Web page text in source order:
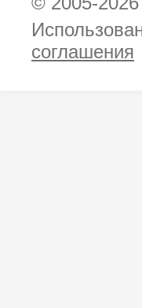
соглашения